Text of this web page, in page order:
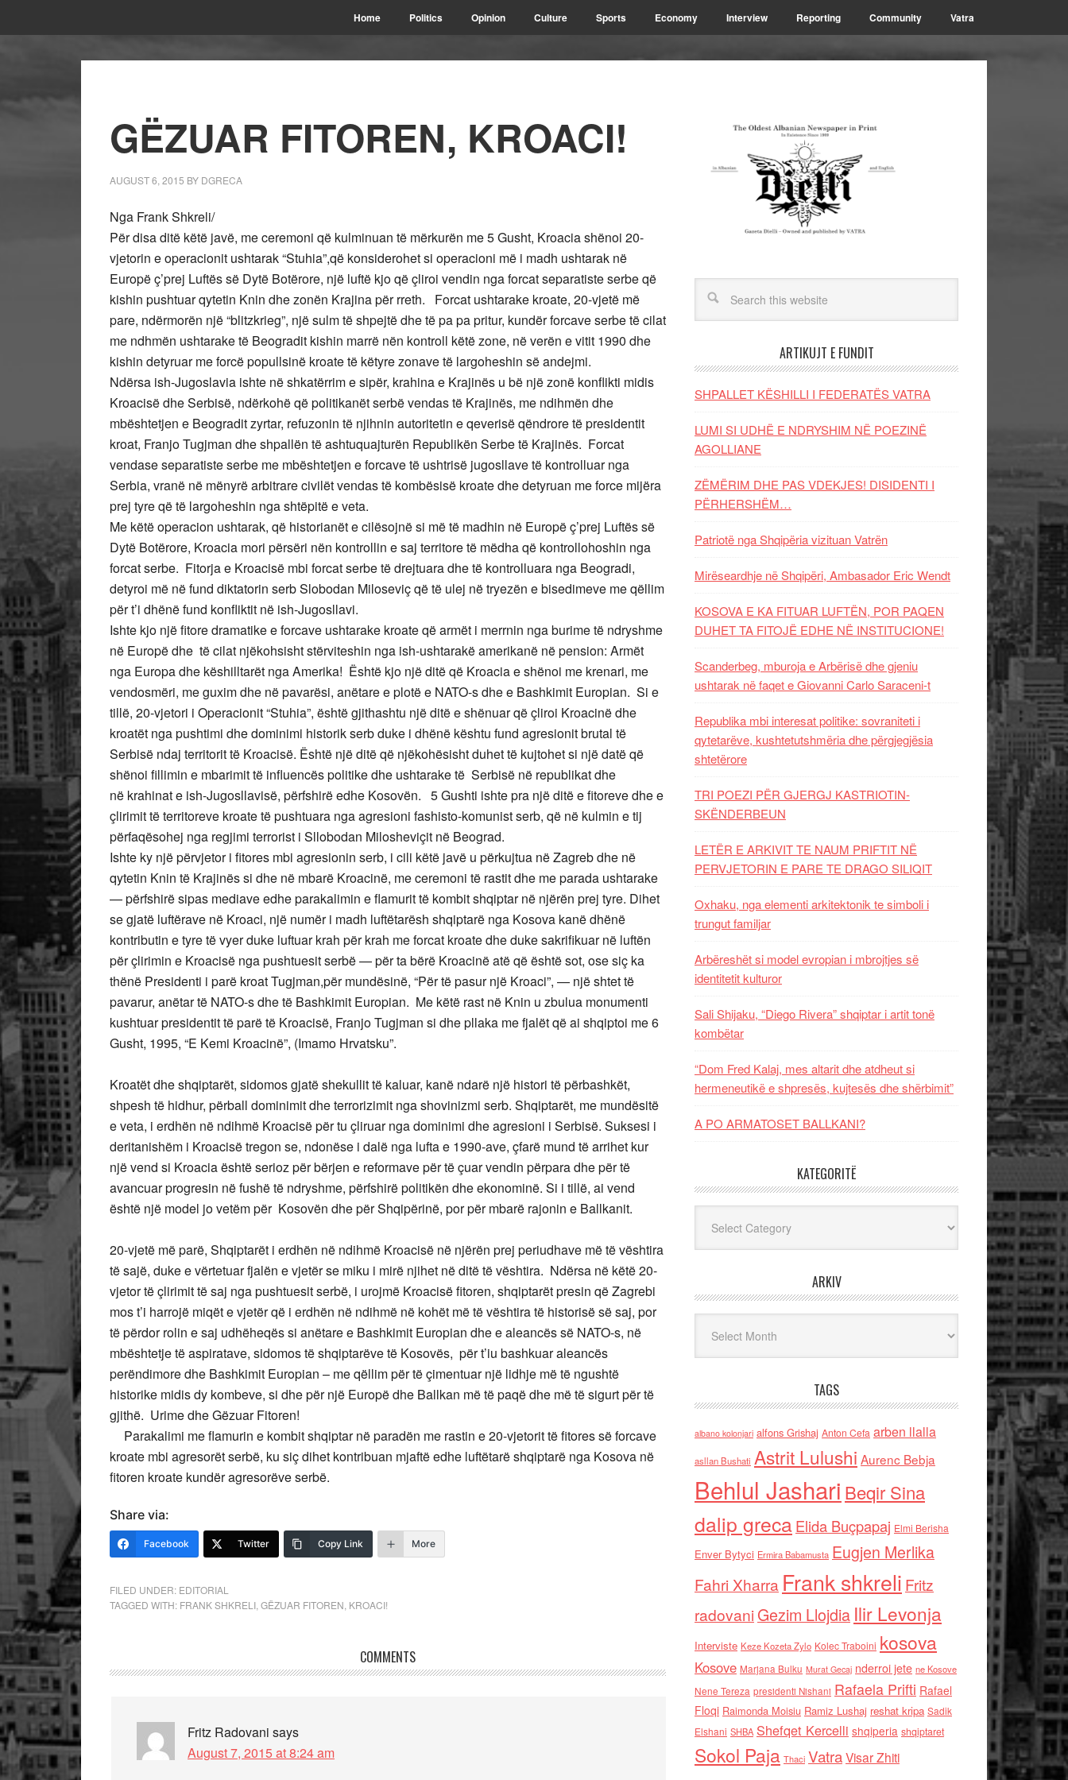
Home Politics Opinion Culture Sports Economy Interview Reporting Community Vatra
GËZUAR FITOREN, KROACI!
AUGUST 6, 2015 BY DGRECA
Nga Frank Shkreli/
Për disa ditë këtë javë, me ceremoni që kulminuan të mërkurën me 5 Gusht, Kroacia shënoi 20-
vjetorin e operacionit ushtarak “Stuhia”,që konsiderohet si operacioni më i madh ushtarak në
Europë ç’prej Luftës së Dytë Botërore, një luftë kjo që çliroi vendin nga forcat separatiste serbe që
kishin pushtuar qytetin Knin dhe zonën Krajina për rreth. Forcat ushtarake kroate, 20-vjetë më
pare, ndërmorën një “blitzkrieg”, një sulm të shpejtë dhe të pa pa pritur, kundër forcave serbe të cilat
me ndhmën ushtarake të Beogradit kishin marrë nën kontroll këtë zone, në verën e vitit 1990 dhe
kishin detyruar me forcë popullsinë kroate të këtyre zonave të largoheshin së andejmi.
Ndërsa ish-Jugoslavia ishte në shkatërrim e sipër, krahina e Krajinës u bë një zonë konflikti midis
Kroacisë dhe Serbisë, ndërkohë që politikanët serbë vendas të Krajinës, me ndihmën dhe
mbështetjen e Beogradit zyrtar, refuzonin të njihnin autoritetin e qeverisë qëndrore të presidentit
kroat, Franjo Tugjman dhe shpallën të ashtuquajturën Republikën Serbe të Krajinës. Forcat
vendase separatiste serbe me mbështetjen e forcave të ushtrisë jugosllave të kontrolluar nga
Serbia, vranë në mënyrë arbitrare civilët vendas të kombësisë kroate dhe detyruan me force mijëra
prej tyre që të largoheshin nga shtëpitë e veta.
Me këtë operacion ushtarak, që historianët e cilësojnë si më të madhin në Europë ç’prej Luftës së
Dytë Botërore, Kroacia mori përsëri nën kontrollin e saj territore të mëdha që kontrollohoshin nga
forcat serbe. Fitorja e Kroacisë mbi forcat serbe të drejtuara dhe të kontrolluara nga Beogradi,
detyroi më në fund diktatorin serb Slobodan Miloseviç që të ulej në tryezën e bisedimeve me qëllim
për t’i dhënë fund konfliktit në ish-Jugosllavi.
Ishte kjo një fitore dramatike e forcave ushtarake kroate që armët i merrnin nga burime të ndryshme
në Europë dhe të cilat njëkohsisht stërviteshin nga ish-ushtarakë amerikanë në pension: Armët
nga Europa dhe këshilltarët nga Amerika! Është kjo një ditë që Kroacia e shënoi me krenari, me
vendosmëri, me guxim dhe në pavarësi, anëtare e plotë e NATO-s dhe e Bashkimit Europian. Si e
tillë, 20-vjetori i Operacionit “Stuhia”, është gjithashtu një ditë e shënuar që çliroi Kroacinë dhe
kroatët nga pushtimi dhe dominimi historik serb duke i dhënë kështu fund agresionit brutal të
Serbisë ndaj territorit të Kroacisë. Është një ditë që njëkohësisht duhet të kujtohet si një datë që
shënoi fillimin e mbarimit të influencës politike dhe ushtarake të Serbisë në republikat dhe
në krahinat e ish-Jugosllavisë, përfshirë edhe Kosovën. 5 Gushti ishte pra një ditë e fitoreve dhe e
çlirimit të territoreve kroate të pushtuara nga agresioni fashisto-komunist serb, që në kulmin e tij
përfaqësohej nga regjimi terrorist i Sllobodan Milosheviçit në Beograd.
Ishte ky një përvjetor i fitores mbi agresionin serb, i cili këtë javë u përkujtua në Zagreb dhe në
qytetin Knin të Krajinës si dhe në mbarë Kroacinë, me ceremoni të rastit dhe me parada ushtarake
— përfshirë sipas mediave edhe parakalimin e flamurit të kombit shqiptar në njërën prej tyre. Dihet
se gjatë luftërave në Kroaci, një numër i madh luftëtarësh shqiptarë nga Kosova kanë dhënë
kontributin e tyre të vyer duke luftuar krah për krah me forcat kroate dhe duke sakrifikuar në luftën
për çlirimin e Kroacisë nga pushtuesit serbë — për ta bërë Kroacinë atë që është sot, ose siç ka
thënë Presidenti i parë kroat Tugjman,për mundësinë, “Për të pasur një Kroaci”, — një shtet të
pavarur, anëtar të NATO-s dhe të Bashkimit Europian. Me këtë rast në Knin u zbulua monumenti
kushtuar presidentit të parë të Kroacisë, Franjo Tugjman si dhe pllaka me fjalët që ai shqiptoi me 6
Gusht, 1995, “E Kemi Kroacinë”, (Imamo Hrvatsku”.
Kroatët dhe shqiptarët, sidomos gjatë shekullit të kaluar, kanë ndarë një histori të përbashkët,
shpesh të hidhur, përball dominimit dhe terrorizimit nga shovinizmi serb. Shqiptarët, me mundësitë
e veta, i erdhën në ndihmë Kroacisë për tu çliruar nga dominimi dhe agresioni i Serbisë. Suksesi i
deritanishëm i Kroacisë tregon se, ndonëse i dalë nga lufta e 1990-ave, çfarë mund të arrihet kur
një vend si Kroacia është serioz për bërjen e reformave për të çuar vendin përpara dhe për të
avancuar progresin në fushë të ndryshme, përfshirë politikën dhe ekonominë. Si i tillë, ai vend
është një model jo vetëm për Kosovën dhe për Shqipërinë, por për mbarë rajonin e Ballkanit.
20-vjetë më parë, Shqiptarët i erdhën në ndihmë Kroacisë në njërën prej periudhave më të vështira
të sajë, duke e vërtetuar fjalën e vjetër se miku i mirë njihet në ditë të vështira. Ndërsa në këtë 20-
vjetor të çlirimit të saj nga pushtuesit serbë, i urojmë Kroacisë fitoren, shqiptarët presin që Zagrebi
mos t’i harrojë miqët e vjetër që i erdhën në ndihmë në kohët më të vështira të historisë së saj, por
të përdor rolin e saj udhëheqës si anëtare e Bashkimit Europian dhe e aleancës së NATO-s, në
mbështetje të aspiratave, sidomos të shqiptarëve të Kosovës, për t’iu bashkuar aleancës
perëndimore dhe Bashkimit Europian – me qëllim për të çimentuar një lidhje më të ngushtë
historike midis dy kombeve, si dhe për një Europë dhe Ballkan më të paqë dhe më të sigurt për të
gjithë. Urime dhe Gëzuar Fitoren!
Parakalimi me flamurin e kombit shqiptar në paradën me rastin e 20-vjetorit të fitores së forcave
kroate mbi agresorët serbë, ku siç dihet kontribuan mjaftë edhe luftëtarë shqiptarë nga Kosova në
fitoren kroate kundër agresorëve serbë.
Share via:
Facebook Twitter Copy Link More
FILED UNDER: EDITORIAL
TAGGED WITH: FRANK SHKRELI GËZUAR FITOREN KROACI!
COMMENTS
Fritz Radovani says
August 7, 2015 at 8:24 am
ARTIKUJT E FUNDIT
SHPALLET KËSHILLI I FEDERATËS VATRA
LUMI SI UDHË E NDRYSHIM NË POEZINË
AGOLLIANE
ZËMËRIM DHE PAS VDEKJES! DISIDENTI I
PËRHERSHËM…
Patriotë nga Shqipëria vizituan Vatrën
Mirëseardhje në Shqipëri, Ambasador Eric Wendt
KOSOVA E KA FITUAR LUFTËN, POR PAQEN
DUHET TA FITOJË EDHE NË INSTITUCIONE!
Scanderbeg, mburoja e Arbërisë dhe gjeniu
ushtarak në faqet e Giovanni Carlo Saraceni-t
Republika mbi interesat politike: sovraniteti i
qytetarëve, kushtetutshmëria dhe përgjegjësia
shtetërore
TRI POEZI PËR GJERGJ KASTRIOTIN-
SKËNDERBEUN
LETËR E ARKIVIT TE NAUM PRIFTIT NË
PERVJETORIN E PARE TE DRAGO SILIQIT
Oxhaku, nga elementi arkitektonik te simboli i
trungut familjar
Arbëreshët si model evropian i mbrojtjes së
identitetit kulturor
Sali Shijaku, “Diego Rivera” shqiptar i artit tonë
kombëtar
“Dom Fred Kalaj, mes altarit dhe atdheut si
hermeneutikë e shpresës, kujtesës dhe shërbimit”
A PO ARMATOSET BALLKANI?
KATEGORITË
ARKIV
TAGS
albano kolonjari alfons Grishaj Anton Cefa arben llalla
asllan Bushati Astrit Lulushi Aurenc Bebja
Behlul Jashari Beqir Sina
dalip grecaElida Buçpapaj Elmi Berisha
Enver Bytyci Ermira Babamusta Eugjen Merlika
Fahri Xharra Frank shkreli Fritz
radovaniGezim Llojdia Ilir Levonja
Interviste Keze Kozeta Zylo Kolec Traboini kosova
Kosove Marjana Bulku Murat Gecaj nderroi jete ne Kosove
Nene Tereza presidenti Nishani Rafaela Prifti Rafael
Floqi Raimonda Moisiu Ramiz Lushaj reshat kripa Sadik
Elshani SHBA Shefqet Kercelli shqiperia shqiptaret
Sokol Paja Thaci VatraVisar Zhiti